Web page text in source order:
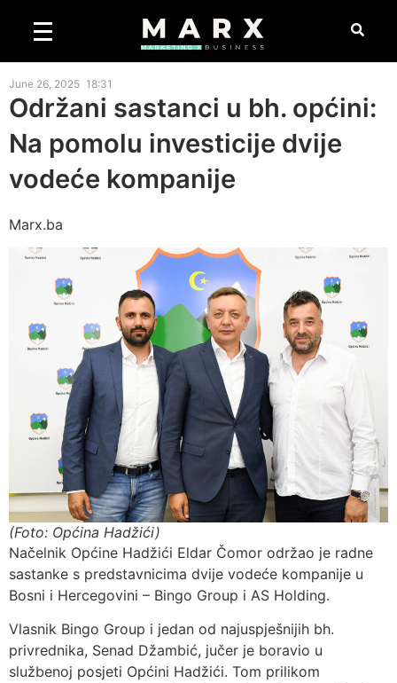
June 26, 2025 18:31
Održani sastanci u bh. općini:
Na pomolu investicije dvije
vodeće kompanije
Marx.ba
(Foto: Općina Hadžići)
Načelnik Općine Hadžići Eldar Čomor održao je radne
sastanke s predstavnicima dvije vodeće kompanije u
Bosni i Hercegovini – Bingo Group i AS Holding.
Vlasnik Bingo Group i jedan od najuspješnijih bh.
privrednika, Senad Džambić, jučer je boravio u
službenoj posjeti Općini Hadžići. Tom prilikom